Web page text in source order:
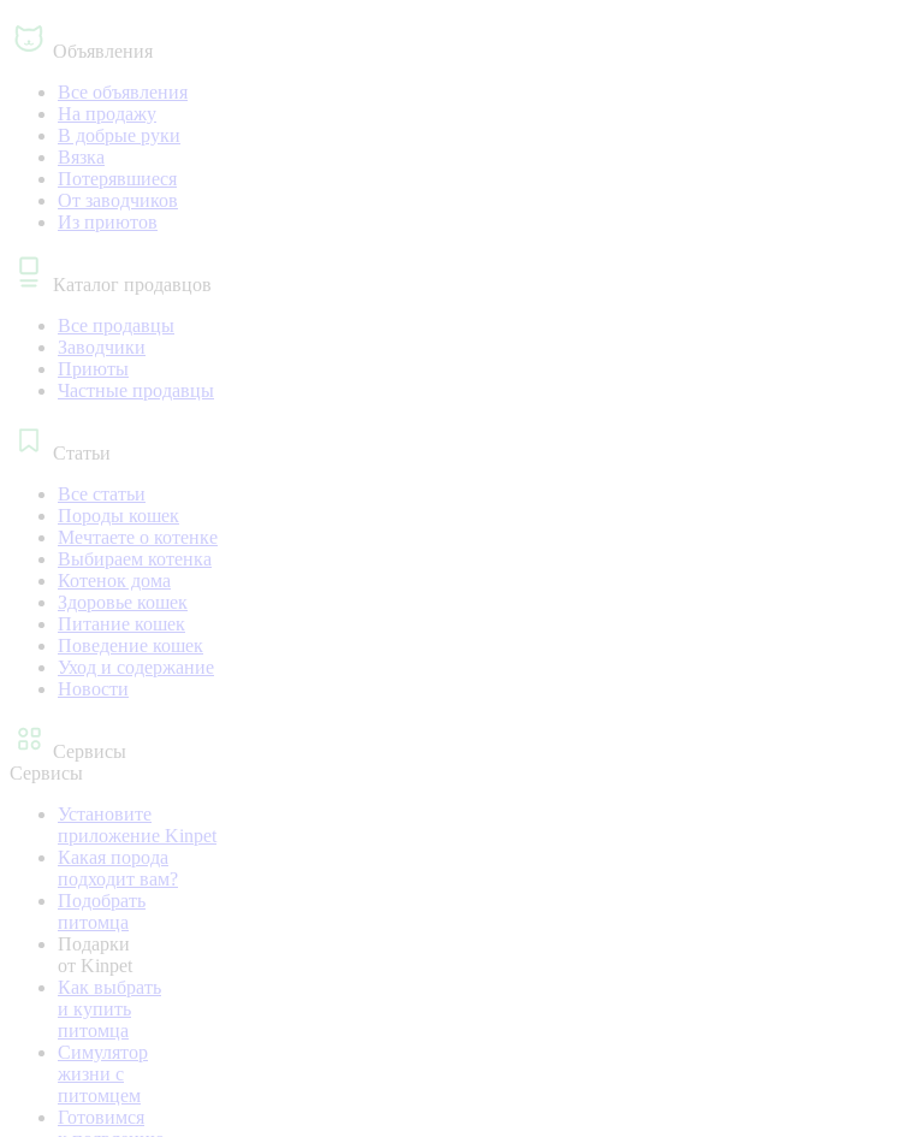
Объявления
Все объявления
На продажу
В добрые руки
Вязка
Потерявшиеся
От заводчиков
Из приютов
Каталог продавцов
Все продавцы
Заводчики
Приюты
Частные продавцы
Статьи
Все статьи
Породы кошек
Мечтаете о котенке
Выбираем котенка
Котенок дома
Здоровье кошек
Питание кошек
Поведение кошек
Уход и содержание
Новости
Сервисы
Сервисы
Установите
приложение Kinpet
Какая порода
подходит вам?
Подобрать
питомца
Подарки
от Kinpet
Как выбрать
и купить
питомца
Симулятор
жизни с
питомцем
Готовимся